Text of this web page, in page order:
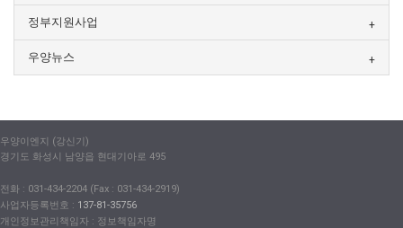
정부지원사업
우양뉴스
우양이엔지 (강신기)
경기도 화성시 남양읍 현대기아로 495
전화 : 031-434-2204 (Fax : 031-434-2919)
사업자등록번호 : 137-81-35756
개인정보관리책임자 : 정보책임자명